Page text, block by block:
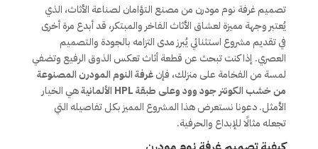
تصميم غرفة نوم مودرن من مصنع التؤامان لصناعة الأثاث، الذي
يُعتبر وجهة مميزة لعشاق الأثاث الفاخر والمبتكر، قد أبدع مرة أخرى
في تقديم مشروع استثنائي يُبرز مدى التزامه بالجودة والتصميم
العصري. إذا كنت تبحث عن قطعة أثاث تعكس الذوق الرفيع وتضفي
لمسة من الفخامة على منزلك، فإنغرفة النوم المودرن المصنوعة
من خشب الكونتر جود وود وعلى طبقة HPL الألمانية
هي الخيار
الأمثل. دعونا نستعرض هذا المشروع المميز بكل تفاصيله التي
تجعله مثالًا للإبداع والحرفية.